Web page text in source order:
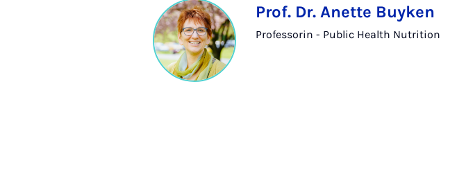
Prof. Dr. Anette Buyken
Professorin - Public Health Nutrition